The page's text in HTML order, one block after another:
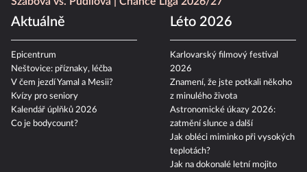
Aktuálně
Epicentrum
Neštovice: příznaky, léčba
V čem jezdí Yamal a Mesii?
Kvízy pro seniory
Kalendář úplňků 2026
Co je bodycount?
Léto 2026
Karlovarský filmový festival
2026
Znamení, že jste potkali někoho
z minulého života
Astronomické úkazy 2026:
zatmění slunce a další
Jak obléci miminko při vysokých
teplotách?
Jak na dokonalé letní mojito